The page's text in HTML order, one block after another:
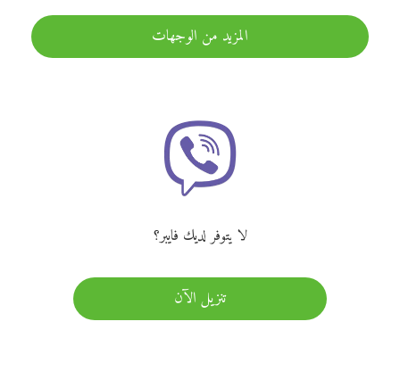
المزيد من الوجهات
لا يتوفر لديك فايبر؟
تنزيل الآن